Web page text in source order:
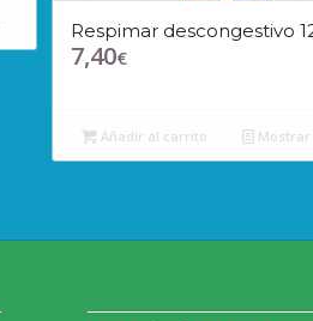
Respimar descongestivo
7,40€
Añadir al carrito Mostrar